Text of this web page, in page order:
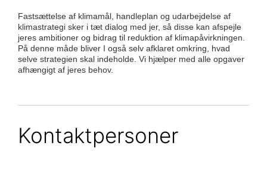
Fastsættelse af klimamål, handleplan og udarbejdelse af
klimastrategi sker i tæt dialog med jer, så disse kan afspejle
jeres ambitioner og bidrag til reduktion af klimapåvirkningen.
På denne måde bliver I også selv afklaret omkring, hvad
selve strategien skal indeholde. Vi hjælper med alle opgaver
afhængigt af jeres behov.
Kontaktpersoner